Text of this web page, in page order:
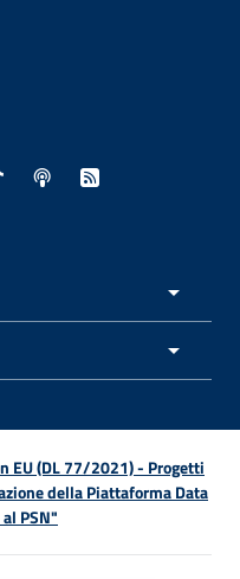
in nuova finestra
in nuova finestra
- Apertura in
esterno - Apertura in
- Sito esterno -
- Sito esterno -
Spreaker - Sito
Feed RSS -
EU (DL 77/2021) - Progetti
della Piattaforma Data
PSN"